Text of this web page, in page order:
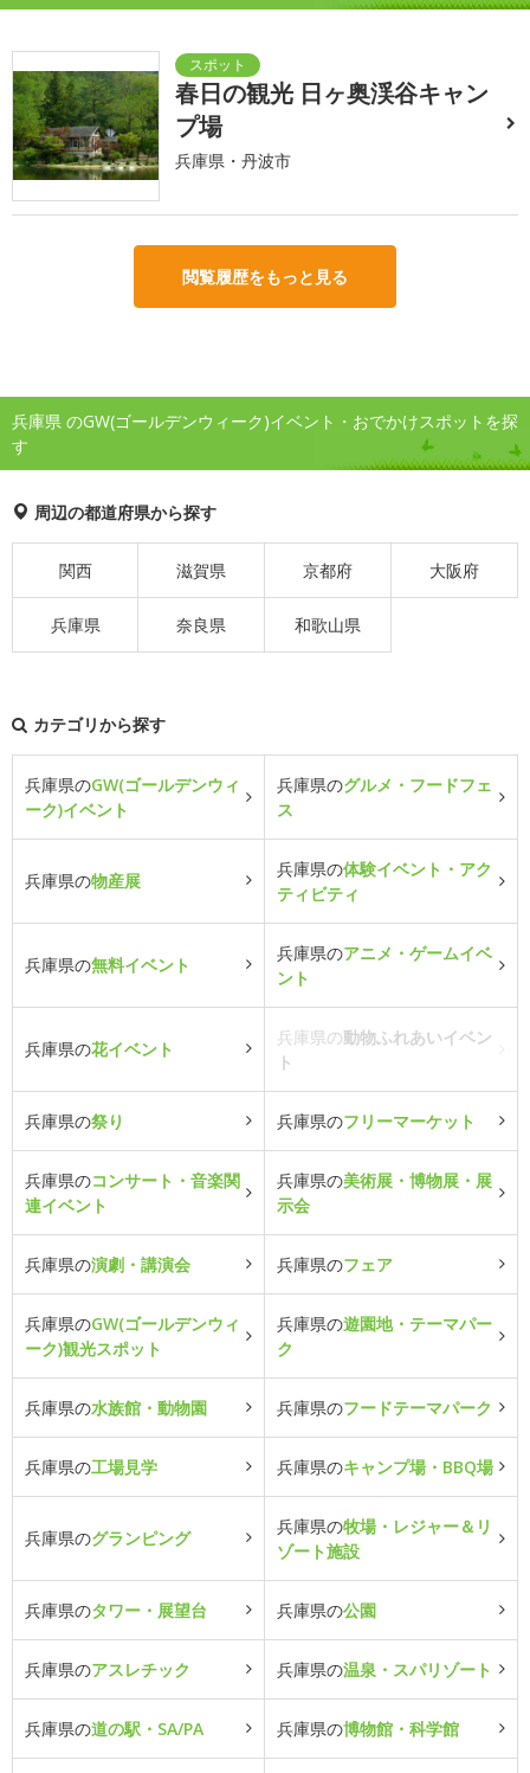
春日の観光 日ヶ奥渓谷キャン
プ場
兵庫県・丹波市
閲覧履歴をもっと見る
兵庫県 のGW(ゴールデンウィーク)イベント・おでかけスポットを探
す
周辺の都道府県から探す
関西 滋賀県 京都府 大阪府
兵庫県 奈良県 和歌山県
カテゴリから探す
兵庫県のGW(ゴールデンウィ
ーク)イベント
兵庫県のグルメ・フードフェ
ス
兵庫県の物産展
兵庫県の体験イベント・アク
ティビティ
兵庫県の無料イベント
兵庫県のアニメ・ゲームイベ
ント
兵庫県の花イベント
兵庫県の動物ふれあいイベン
ト
兵庫県の祭り 兵庫県のフリーマーケット
兵庫県のコンサート・音楽関
連イベント
兵庫県の美術展・博物展・展
示会
兵庫県の演劇・講演会 兵庫県のフェア
兵庫県のGW(ゴールデンウィ
ーク)観光スポット
兵庫県の遊園地・テーマパー
ク
兵庫県の水族館・動物園 兵庫県のフードテーマパーク
兵庫県の工場見学 兵庫県のキャンプ場・BBQ場
兵庫県のグランピング
兵庫県の牧場・レジャー＆リ
ゾート施設
兵庫県のタワー・展望台 兵庫県の公園
兵庫県のアスレチック 兵庫県の温泉・スパリゾート
兵庫県の道の駅・SA/PA 兵庫県の博物館・科学館